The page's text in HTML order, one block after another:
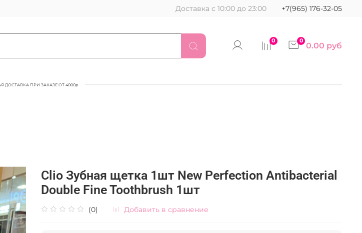
Доставка с 10:00 до 23:00 +7(965) 176-32-05
0 0 0.00 руб
ДОСТАВКА ПРИ ЗАКАЗЕ ОТ 4000р
Clio Зубная щетка 1шт New Perfection Antibacterial
Double Fine Toothbrush 1шт
(0) Добавить в сравнение